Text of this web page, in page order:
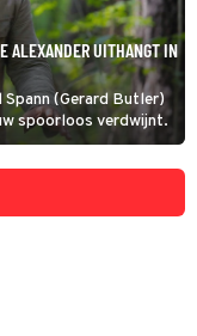
ALEXANDER UITHANGT IN
(Gerard Butler)
spoorloos verdwijnt.